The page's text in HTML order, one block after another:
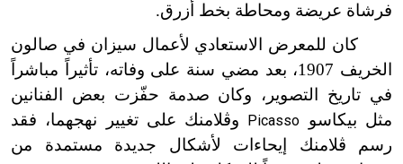
فرشاة عريضة ومحاطة بخط أزرق.
كان للمعرض الاستعادي لأعمال سيزان في صالون
الخريف 1907، بعد مضي سنة على وفاته، تأثيراً مباشراً
في تاريخ التصوير، وكان صدمة حفّزت بعض الفنانين
مثل بيكاسو Picasso
وڤلامنك على تغيير نهجهما، فقد
رسم ڤلامنك إيحاءات لأشكال جديدة مستمدة من